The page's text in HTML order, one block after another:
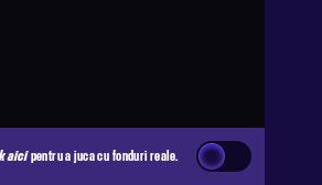
aicipentru a juca cu fonduri reale.